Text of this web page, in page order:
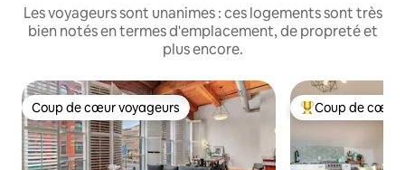
Les voyageurs sont unanimes : ces logements sont très
bien notés en termes d'emplacement, de propreté et
plus encore.
Coup de cœur voyageurs
Coup de cœur voyageurs Coups de cœur
Coup de cœur